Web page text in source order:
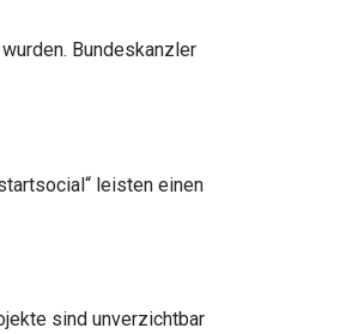
Bundeskanzler
leisten einen
sind unverzichtbar